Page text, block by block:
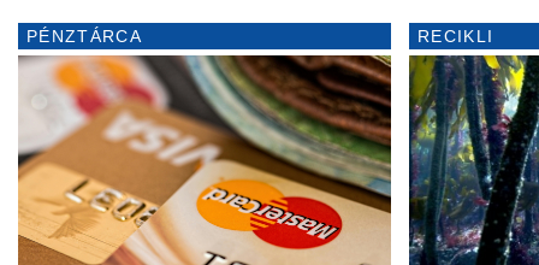
PÉNZTÁRCA RECIKLI